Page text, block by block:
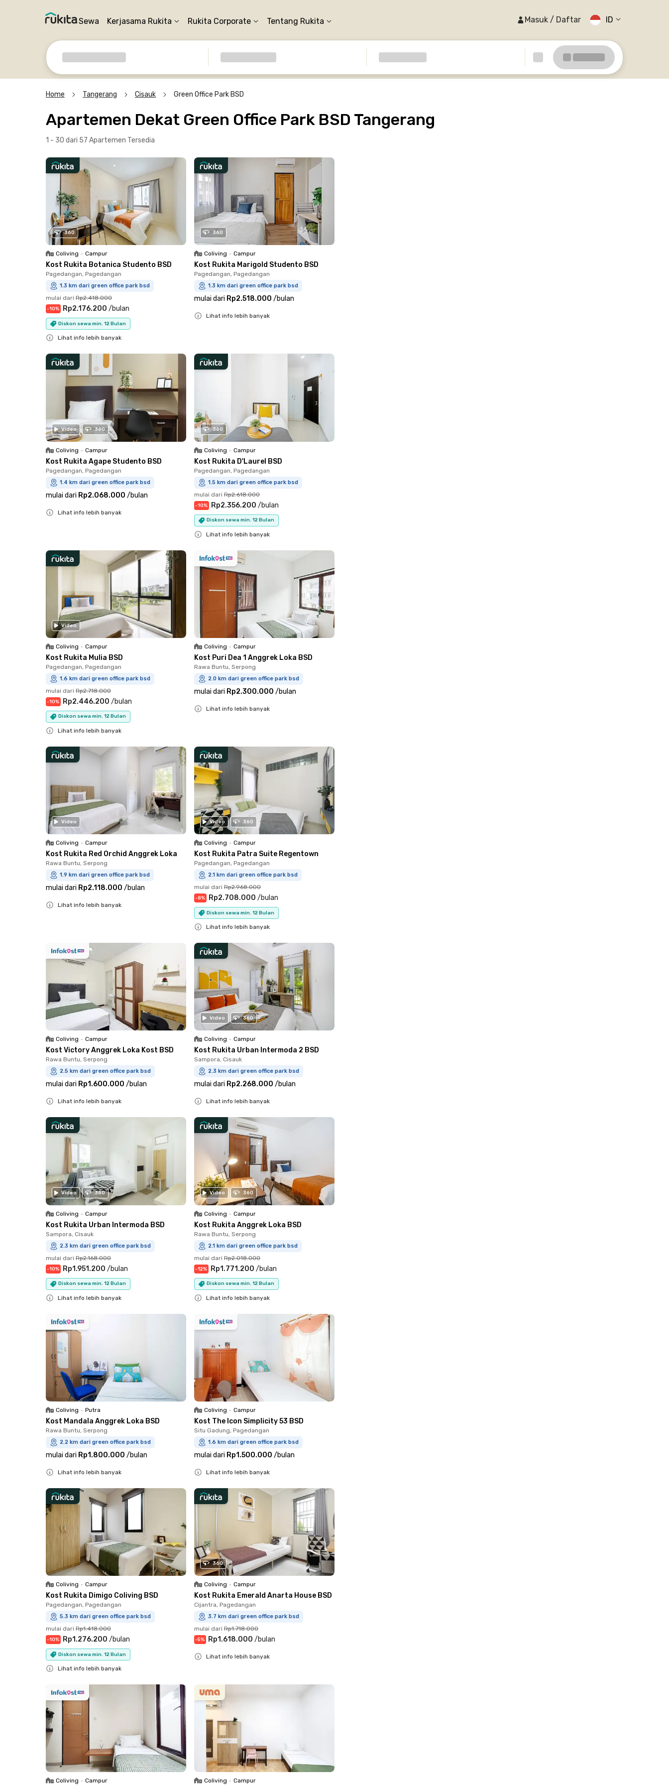
Sewa Kerjasama Rukita Rukita Corporate Tentang Rukita Masuk / Daftar ID
Home Tangerang Cisauk Green Office Park BSD
Apartemen Dekat Green Office Park BSD Tangerang
1 - 30 dari 57 Apartemen Tersedia
360
Coliving • Campur
Kost Rukita Botanica Studento BSD
Pagedangan, Pagedangan
1.3 km dari green office park bsd
mulai dari Rp2.418.000
-10% Rp2.176.200 /bulan
Diskon sewa min. 12 Bulan
Lihat info lebih banyak
360
Coliving • Campur
Kost Rukita Marigold Studento BSD
Pagedangan, Pagedangan
1.3 km dari green office park bsd
mulai dari Rp2.518.000 /bulan
Lihat info lebih banyak
Video 360
Coliving • Campur
Kost Rukita Agape Studento BSD
Pagedangan, Pagedangan
1.4 km dari green office park bsd
mulai dari Rp2.068.000 /bulan
Lihat info lebih banyak
360
Coliving • Campur
Kost Rukita D'Laurel BSD
Pagedangan, Pagedangan
1.5 km dari green office park bsd
mulai dari Rp2.618.000
-10% Rp2.356.200 /bulan
Diskon sewa min. 12 Bulan
Lihat info lebih banyak
Video
Coliving • Campur
Kost Rukita Mulia BSD
Pagedangan, Pagedangan
1.6 km dari green office park bsd
mulai dari Rp2.718.000
-10% Rp2.446.200 /bulan
Diskon sewa min. 12 Bulan
Lihat info lebih banyak
Coliving • Campur
Kost Puri Dea 1 Anggrek Loka BSD
Rawa Buntu, Serpong
2.0 km dari green office park bsd
mulai dari Rp2.300.000 /bulan
Lihat info lebih banyak
Video
Coliving • Campur
Kost Rukita Red Orchid Anggrek Loka
Rawa Buntu, Serpong
1.9 km dari green office park bsd
mulai dari Rp2.118.000 /bulan
Lihat info lebih banyak
Video 360
Coliving • Campur
Kost Rukita Patra Suite Regentown
Pagedangan, Pagedangan
2.1 km dari green office park bsd
mulai dari Rp2.968.000
-8% Rp2.708.000 /bulan
Diskon sewa min. 12 Bulan
Lihat info lebih banyak
Coliving • Campur
Kost Victory Anggrek Loka Kost BSD
Rawa Buntu, Serpong
2.5 km dari green office park bsd
mulai dari Rp1.600.000 /bulan
Lihat info lebih banyak
Video 360
Coliving • Campur
Kost Rukita Urban Intermoda 2 BSD
Sampora, Cisauk
2.3 km dari green office park bsd
mulai dari Rp2.268.000 /bulan
Lihat info lebih banyak
Video 360
Coliving • Campur
Kost Rukita Urban Intermoda BSD
Sampora, Cisauk
2.3 km dari green office park bsd
mulai dari Rp2.168.000
-10% Rp1.951.200 /bulan
Diskon sewa min. 12 Bulan
Lihat info lebih banyak
Video 360
Coliving • Campur
Kost Rukita Anggrek Loka BSD
Rawa Buntu, Serpong
2.1 km dari green office park bsd
mulai dari Rp2.018.000
-12% Rp1.771.200 /bulan
Diskon sewa min. 12 Bulan
Lihat info lebih banyak
Coliving • Putra
Kost Mandala Anggrek Loka BSD
Rawa Buntu, Serpong
2.2 km dari green office park bsd
mulai dari Rp1.800.000 /bulan
Lihat info lebih banyak
Coliving • Campur
Kost The Icon Simplicity 53 BSD
Situ Gadung, Pagedangan
1.6 km dari green office park bsd
mulai dari Rp1.500.000 /bulan
Lihat info lebih banyak
Coliving • Campur
Kost Rukita Dimigo Coliving BSD
Pagedangan, Pagedangan
5.3 km dari green office park bsd
mulai dari Rp1.418.000
-10% Rp1.276.200 /bulan
Diskon sewa min. 12 Bulan
Lihat info lebih banyak
360
Coliving • Campur
Kost Rukita Emerald Anarta House BSD
Cijantra, Pagedangan
3.7 km dari green office park bsd
mulai dari Rp1.718.000
-5% Rp1.618.000 /bulan
Lihat info lebih banyak
Coliving • Campur Coliving • Campur